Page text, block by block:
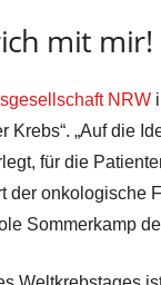
mit mir!
NRW
Krebs“. „Auf die
für die
der onkologische
Sommerkamp